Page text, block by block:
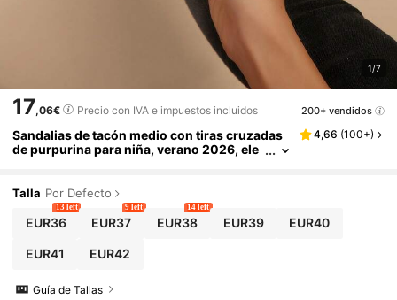
1/7
17,06€ Precio con IVA e impuestos incluidos 200+ vendidos
Sandalias de tacón medio con tiras cruzadas
de purpurina para niña, verano 2026, ele
a blanda antideslizantes para ir al trabajo, zap
atos de fiesta y noche de moda, sandalias de e
stilo lujo ligero para citas, zapatos de niña co
to de 7,5 cm, estilo sencillo y versátil, adecuad
os para uso diario, fiestas y citas (talla grand
4,66 (100+)
Talla Por Defecto
EUR36
13 left
EUR37
9 left
EUR38
14 left
EUR39 EUR40
EUR41 EUR42
Guía de Tallas